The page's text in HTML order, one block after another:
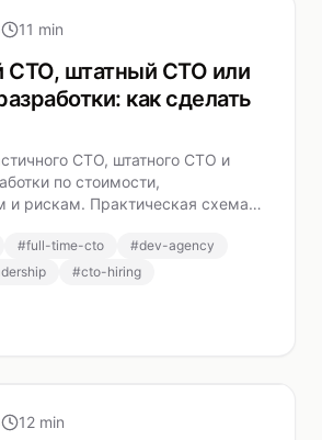
11 min
штатный CTO или
как сделать
CTO, штатного CTO и
по стоимости,
и рискам. Практическая схема
#full-time-cto #dev-agency
#cto-hiring
12 min